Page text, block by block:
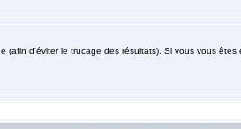
(afin d'éviter le trucage des résultats). Si vous vous